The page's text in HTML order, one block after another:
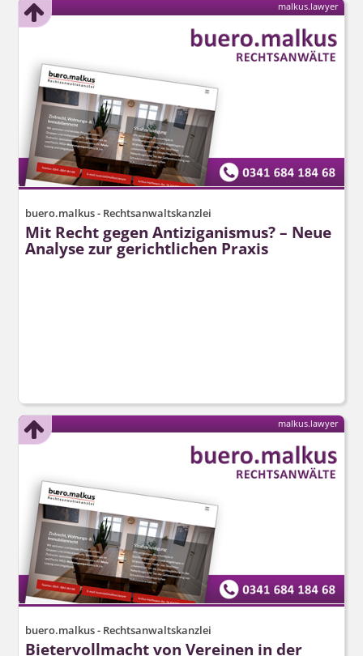
buero.malkus - Rechtsanwaltskanzlei
Mit Recht gegen Antiziganismus? – Neue
Analyse zur gerichtlichen Praxis
malkus.lawyer
buero.malkus - Rechtsanwaltskanzlei
Bietervollmacht von Vereinen in der
malkus.lawyer